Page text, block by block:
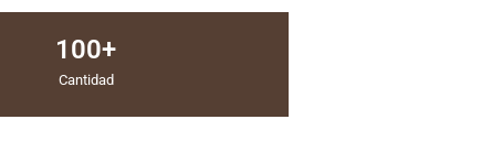
100+
Cantidad